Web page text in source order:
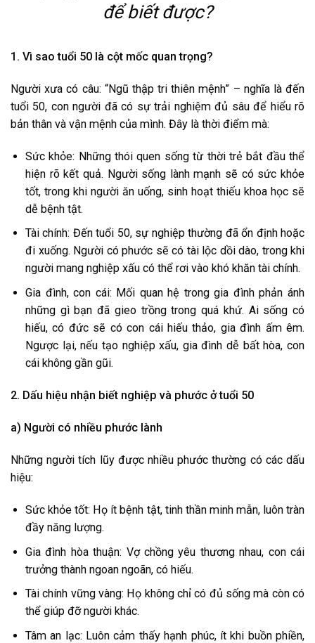
để biết được?
1. Vì sao tuổi 50 là cột mốc quan trọng?
Người xưa có câu: “Ngũ thập tri thiên mệnh” – nghĩa là đến
tuổi 50, con người đã có sự trải nghiệm đủ sâu để hiểu rõ
bản thân và vận mệnh của mình. Đây là thời điểm mà:
Sức khỏe: Những thói quen sống từ thời trẻ bắt đầu thể
hiện rõ kết quả. Người sống lành mạnh sẽ có sức khỏe
tốt, trong khi người ăn uống, sinh hoạt thiếu khoa học sẽ
dễ bệnh tật.
Tài chính: Đến tuổi 50, sự nghiệp thường đã ổn định hoặc
đi xuống. Người có phước sẽ có tài lộc dồi dào, trong khi
người mang nghiệp xấu có thể rơi vào khó khăn tài chính.
Gia đình, con cái: Mối quan hệ trong gia đình phản ánh
những gì bạn đã gieo trồng trong quá khứ. Ai sống có
hiếu, có đức sẽ có con cái hiếu thảo, gia đình ấm êm.
Ngược lại, nếu tạo nghiệp xấu, gia đình dễ bất hòa, con
cái không gần gũi.
2. Dấu hiệu nhận biết nghiệp và phước ở tuổi 50
a) Người có nhiều phước lành
Những người tích lũy được nhiều phước thường có các dấu
hiệu:
Sức khỏe tốt: Họ ít bệnh tật, tinh thần minh mẫn, luôn tràn
đầy năng lượng.
Gia đình hòa thuận: Vợ chồng yêu thương nhau, con cái
trưởng thành ngoan ngoãn, có hiếu.
Tài chính vững vàng: Họ không chỉ có đủ sống mà còn có
thể giúp đỡ người khác.
Tâm an lạc: Luôn cảm thấy hạnh phúc, ít khi buồn phiền,